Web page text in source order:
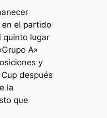
en el partido
quinto lugar
A»
y
después
la
que